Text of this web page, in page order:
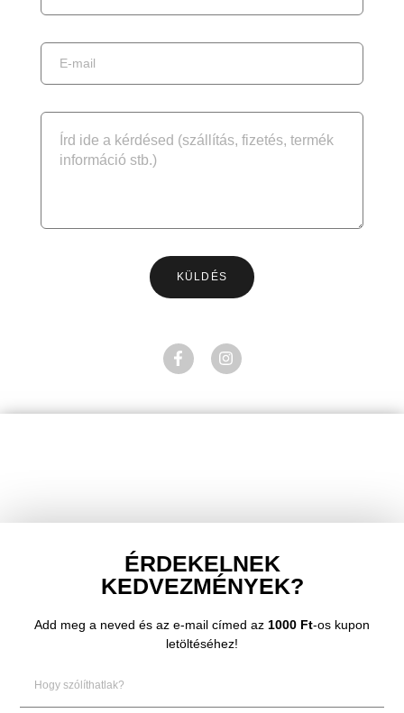
KÜLDÉS
ÉRDEKELNEK
KEDVEZMÉNYEK?
Add meg a neved és az e-mail címed az 1000 Ft-os kupon
letöltéséhez!